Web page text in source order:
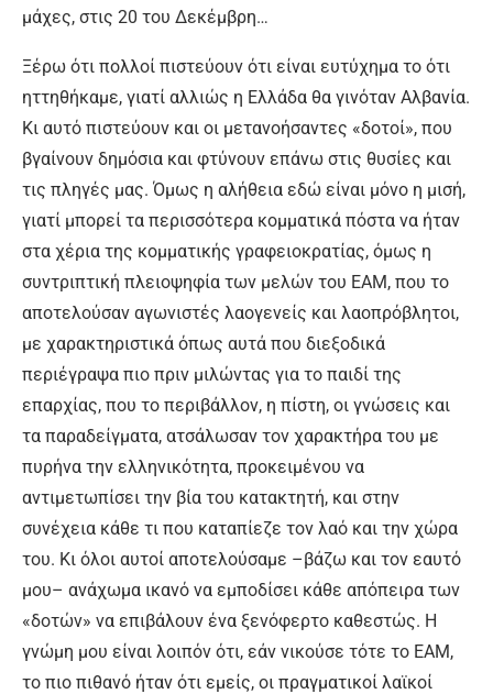
μάχες, στις 20 του Δεκέμβρη…
Ξέρω ότι πολλοί πιστεύουν ότι είναι ευτύχημα το ότι
ηττηθήκαμε, γιατί αλλιώς η Ελλάδα θα γινόταν Αλβανία.
Κι αυτό πιστεύουν και οι μετανοήσαντες «δοτοί», που
βγαίνουν δημόσια και φτύνουν επάνω στις θυσίες και
τις πληγές μας. Όμως η αλήθεια εδώ είναι μόνο η μισή,
γιατί μπορεί τα περισσότερα κομματικά πόστα να ήταν
στα χέρια της κομματικής γραφειοκρατίας, όμως η
συντριπτική πλειοψηφία των μελών του ΕΑΜ, που το
αποτελούσαν αγωνιστές λαογενείς και λαοπρόβλητοι,
με χαρακτηριστικά όπως αυτά που διεξοδικά
περιέγραψα πιο πριν μιλώντας για το παιδί της
επαρχίας, που το περιβάλλον, η πίστη, οι γνώσεις και
τα παραδείγματα, ατσάλωσαν τον χαρακτήρα του με
πυρήνα την ελληνικότητα, προκειμένου να
αντιμετωπίσει την βία του κατακτητή, και στην
συνέχεια κάθε τι που καταπίεζε τον λαό και την χώρα
του. Κι όλοι αυτοί αποτελούσαμε –βάζω και τον εαυτό
μου– ανάχωμα ικανό να εμποδίσει κάθε απόπειρα των
«δοτών» να επιβάλουν ένα ξενόφερτο καθεστώς. Η
γνώμη μου είναι λοιπόν ότι, εάν νικούσε τότε το ΕΑΜ,
το πιο πιθανό ήταν ότι εμείς, οι πραγματικοί λαϊκοί